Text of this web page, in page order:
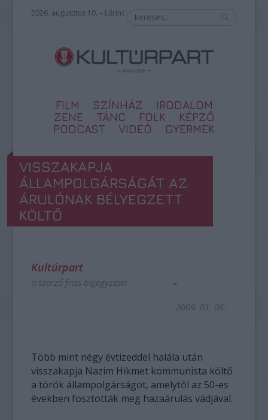
2026. augusztus 10. – Lőrinc
FILM SZÍNHÁZ
IRODALOM
ZENE
TÁNC FOLK
KÉPZŐ
PODCAST
VIDEÓ GYERMEK
VISSZAKAPJA
ÁLLAMPOLGÁRSÁGÁT AZ
ÁRULÓNAK BÉLYEGZETT
KÖLTŐ
Kultúrpart
a szerző friss bejegyzései
2009. 01. 06.
Több mint négy évtizeddel halála után
visszakapja Nazim Hikmet kommunista költő
a török állampolgárságot, amelytől az 50-es
években fosztották meg hazaárulás vádjával.